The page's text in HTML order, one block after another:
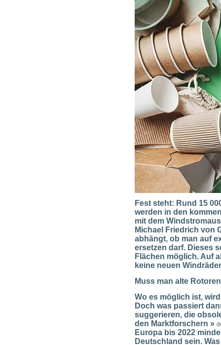
Fest steht: Rund 15
werden in den
mit dem
Michael Friedrich von
abhängt, ob man auf
ersetzen darf. Dieses
Flächen möglich. Auf
keine neuen
Muss man alte
Wo es möglich ist,
Doch was passiert
suggerieren, die
den Marktforschern »
Europa bis 2022
Deutschland sein.